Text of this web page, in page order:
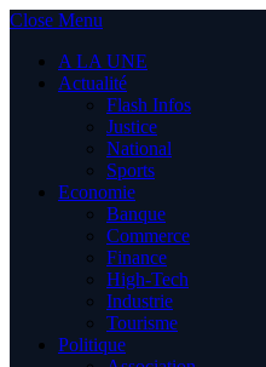
Close Menu
A LA UNE
Actualité
Flash Infos
Justice
National
Sports
Economie
Banque
Commerce
Finance
High-Tech
Industrie
Tourisme
Politique